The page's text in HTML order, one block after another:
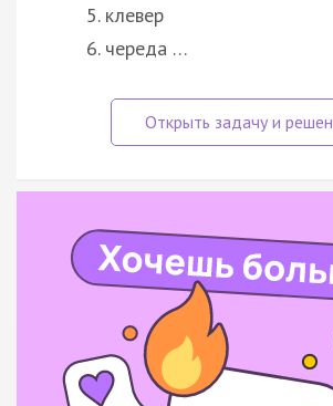
клевер
череда …